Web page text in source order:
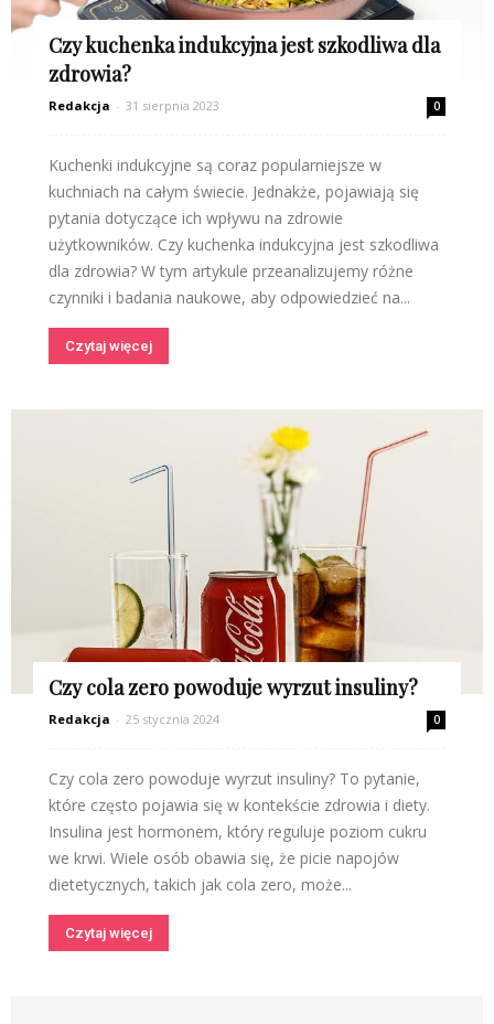
Czy kuchenka indukcyjna jest szkodliwa dla
zdrowia?
Redakcja - 31 sierpnia 2023 0
Kuchenki indukcyjne są coraz popularniejsze w
kuchniach na całym świecie. Jednakże, pojawiają się
pytania dotyczące ich wpływu na zdrowie
użytkowników. Czy kuchenka indukcyjna jest szkodliwa
dla zdrowia? W tym artykule przeanalizujemy różne
czynniki i badania naukowe, aby odpowiedzieć na...
Czytaj więcej
Czy cola zero powoduje wyrzut insuliny?
Redakcja - 25 stycznia 2024 0
Czy cola zero powoduje wyrzut insuliny? To pytanie,
które często pojawia się w kontekście zdrowia i diety.
Insulina jest hormonem, który reguluje poziom cukru
we krwi. Wiele osób obawia się, że picie napojów
dietetycznych, takich jak cola zero, może...
Czytaj więcej